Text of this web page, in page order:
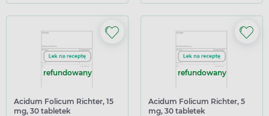
refundowany
Acidum Folicum Richter, 15
mg, 30 tabletek
refundowany
Acidum Folicum Richter, 5
mg, 30 tabletek